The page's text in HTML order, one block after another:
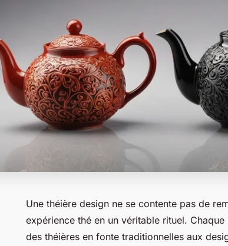
Une théière design ne se contente pas de
expérience thé en un véritable rituel.
des théières en fonte traditionnelles aux